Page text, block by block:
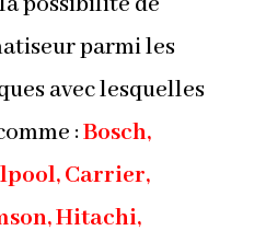
parmi les
avec lesquelles
:Bosch,
Carrier,
Hitachi,